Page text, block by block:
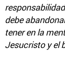
debe
tener en la
Jesucristo y el